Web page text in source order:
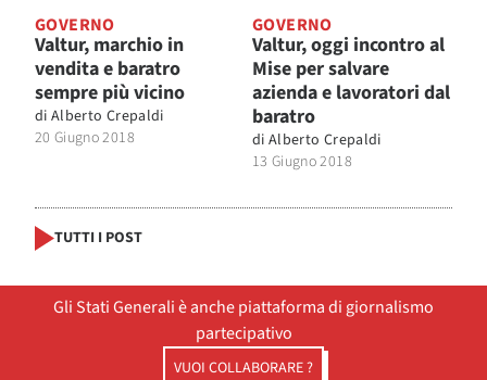
GOVERNO
Valtur, marchio in
vendita e baratro
sempre più vicino
di Alberto Crepaldi
20 Giugno 2018
GOVERNO
Valtur, oggi incontro al
Mise per salvare
azienda e lavoratori dal
baratro
di Alberto Crepaldi
13 Giugno 2018
TUTTI I POST
Gli Stati Generali è anche piattaforma di giornalismo
partecipativo
VUOI COLLABORARE ?